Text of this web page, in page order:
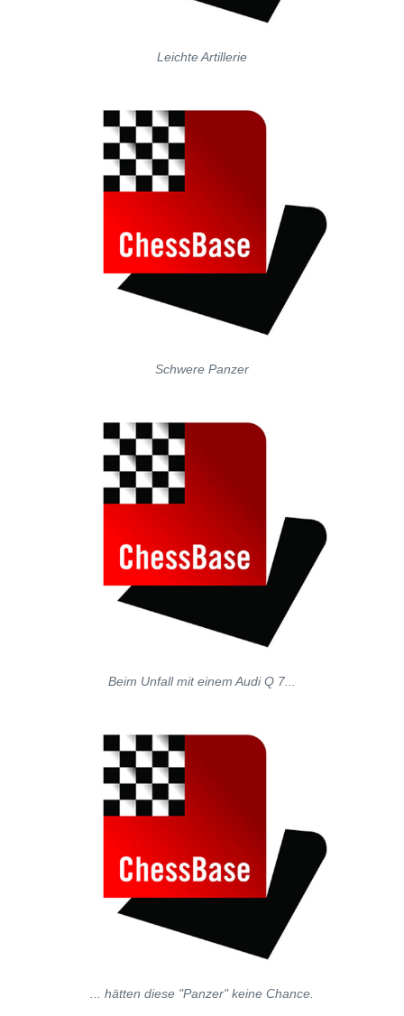
Leichte Artillerie
Schwere Panzer
Beim Unfall mit einem Audi Q 7...
... hätten diese "Panzer" keine Chance.